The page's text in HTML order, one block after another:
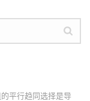
平行趋同选择是导